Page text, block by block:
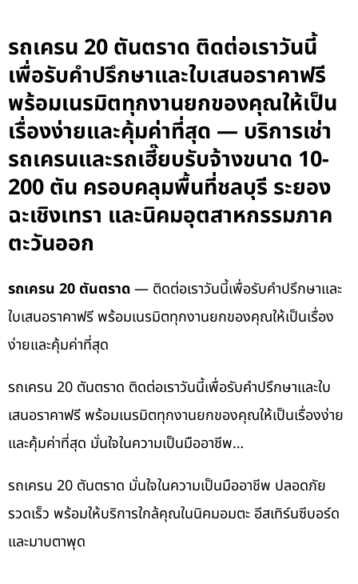
รถเครน 20 ตันตราด ติดต่อเราวันนี้
เพื่อรับคำปรึกษาและใบเสนอราคาฟรี
พร้อมเนรมิตทุกงานยกของคุณให้เป็น
เรื่องง่ายและคุ้มค่าที่สุด — บริการเช่า
รถเครนและรถเฮี๊ยบรับจ้างขนาด 10-
200 ตัน ครอบคลุมพื้นที่ชลบุรี ระยอง
ฉะเชิงเทรา และนิคมอุตสาหกรรมภาค
ตะวันออก
รถเครน 20 ตันตราด— ติดต่อเราวันนี้เพื่อรับคำปรึกษาและ
ใบเสนอราคาฟรี พร้อมเนรมิตทุกงานยกของคุณให้เป็นเรื่อง
ง่ายและคุ้มค่าที่สุด
รถเครน 20 ตันตราด ติดต่อเราวันนี้เพื่อรับคำปรึกษาและใบ
เสนอราคาฟรี พร้อมเนรมิตทุกงานยกของคุณให้เป็นเรื่องง่าย
และคุ้มค่าที่สุด มั่นใจในความเป็นมืออาชีพ…
รถเครน 20 ตันตราด มั่นใจในความเป็นมืออาชีพ ปลอดภัย
รวดเร็ว พร้อมให้บริการใกล้คุณในนิคมอมตะ อีสเทิร์นซีบอร์ด
และมาบตาพุด